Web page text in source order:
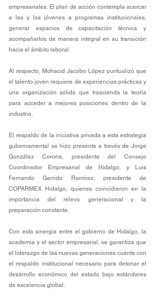
empresariales. El plan de acción contempla acercar
a las y los jóvenes a programas institucionales,
generar espacios de capacitación técnica y
acompañarlos de manera integral en su transición
hacia el ámbito laboral.
Al respecto, Mohacid Jacobo López puntualizó que
el talento joven requiere de experiencias prácticas y
una organización sólida que trascienda la teoría
para acceder a mejores posiciones dentro de la
industria.
El respaldo de la iniciativa privada a esta estrategia
gubernamental se hizo presente a través de Jorge
González Corona, presidente del Consejo
Coordinador Empresarial de Hidalgo, y Luis
Fernando Garrido Ramírez, presidente de
COPARMEX Hidalgo, quienes coincidieron en la
importancia del relevo generacional y la
preparación constante.
Con esta sinergia entre el gobierno de Hidalgo, la
academia y el sector empresarial, se garantiza que
el liderazgo de las nuevas generaciones cuente con
el respaldo institucional necesario para detonar el
desarrollo económico del estado bajo estándares
de excelencia global.